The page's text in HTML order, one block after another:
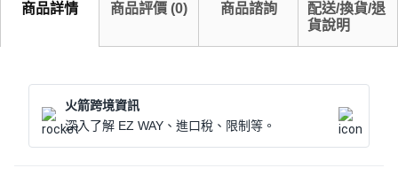
商品詳情 商品評價 (0) 商品諮詢
配送/換貨/退
貨說明
火箭跨境資訊
深入了解 EZ WAY、進口稅、限制等。